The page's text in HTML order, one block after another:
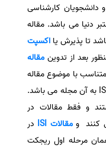
دانشجویان کارشناسی
دنیا می باشد. مقاله
تا پذیرش یا اکسپت
بعد از تدوین مقاله
با موضوع مقاله
و ارسال مقاله ISI به آن مجله می باشد.
و فقط مقالات در
کنند ومقالات ISI
در
مرحله اول ریجکت